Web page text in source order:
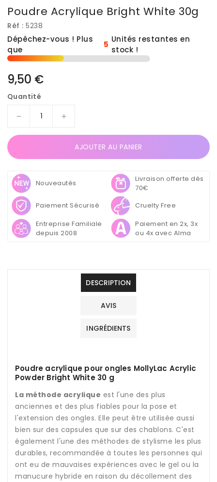
Poudre Acrylique Bright White 30g
Réf : 5238
Dépêchez-vous ! Plus
que
5
Unités restantes en
stock !
Prix
habituel
9,50 €
Quantité
Réduire
Poudre
Acrylique
Bright
White
30g
Augmenter
Poudre
Acrylique
Bright
30g
AJOUTER AU PANIER
Nouveautés
Livraison offerte dès
70€
Paiement Sécurisé
Cruelty Free
Entreprise Familiale
depuis 2008
Paiement en 2x, 3x
ou 4x avec Alma
DESCRIPTION
AVIS
INGRÉDIENTS
Poudre acrylique pour ongles MollyLac Acrylic
Powder Bright White 30 g
La méthode acrylique est l'une des plus
anciennes et des plus fiables pour la pose et
l'extension des ongles. Elle peut être utilisée aussi
bien sur des capsules que sur des chablons. C'est
également l'une des méthodes de stylisme les plus
durables, recommandée à toutes les personnes qui
ont eu de mauvaises expériences avec le gel ou la
manucure hybride en raison du décollement des